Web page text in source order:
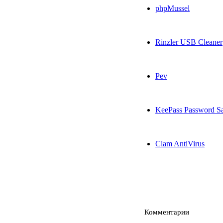
phpMussel
Rinzler USB Cleaner
Pev
KeePass Password
Clam AntiVirus
Комментарии